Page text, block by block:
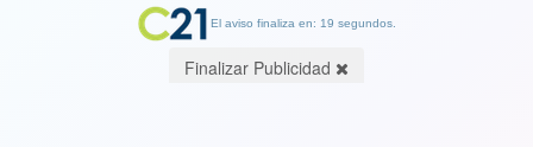
El aviso finaliza en: 19 segundos.
Finalizar Publicidad